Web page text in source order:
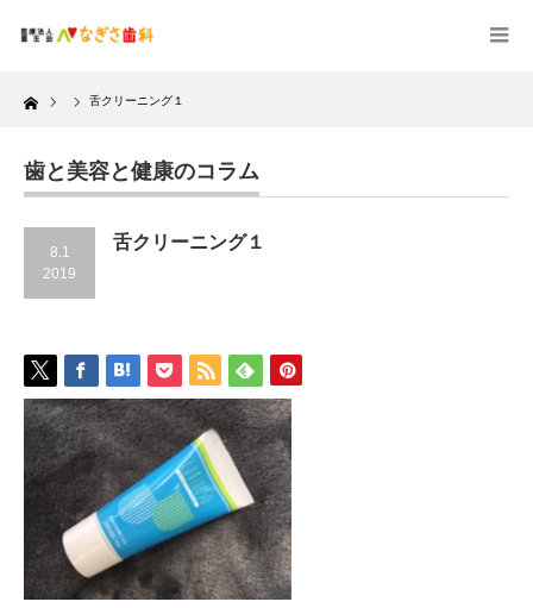
Home 舌クリーニング１
歯と美容と健康のコラム
8.1
2019
舌クリーニング１